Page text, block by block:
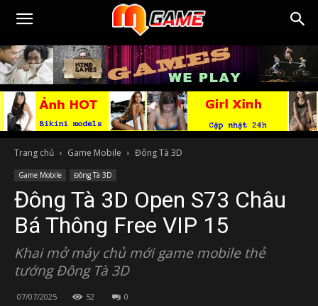
Trang chủ Game Mobile Đông Tà 3D
Game Mobile Đông Tà 3D
Đông Tà 3D Open S73 Châu
Bá Thông Free VIP 15
Khai mở máy chủ mới game mobile thẻ
tướng Đông Tà 3D
07/07/2025 52 0